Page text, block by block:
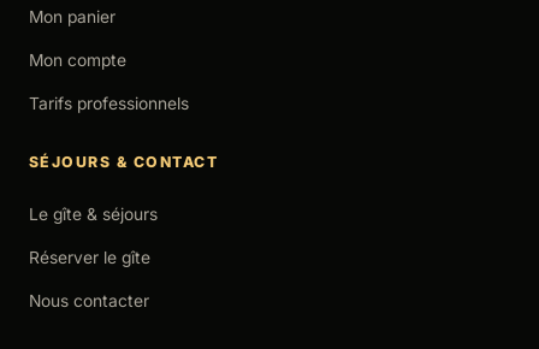
Mon panier
Mon compte
Tarifs professionnels
SÉJOURS & CONTACT
Le gîte & séjours
Réserver le gîte
Nous contacter